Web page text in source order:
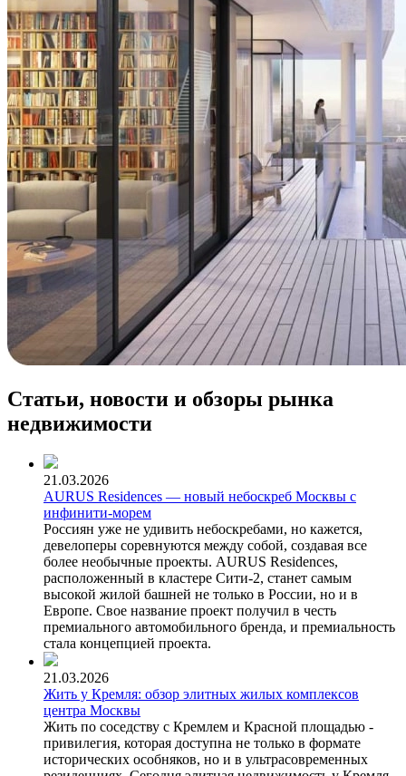
Статьи, новости и обзоры рынка
недвижимости
21.03.2026
AURUS Residences — новый небоскреб Москвы с
инфинити-морем
Россиян уже не удивить небоскребами, но кажется,
девелоперы соревнуются между собой, создавая все
более необычные проекты. AURUS Residences,
расположенный в кластере Сити-2, станет самым
высокой жилой башней не только в России, но и в
Европе. Свое название проект получил в честь
премиального автомобильного бренда, и премиальность
стала концепцией проекта.
21.03.2026
Жить у Кремля: обзор элитных жилых комплексов
центра Москвы
Жить по соседству с Кремлем и Красной площадью -
привилегия, которая доступна не только в формате
исторических особняков, но и в ультрасовременных